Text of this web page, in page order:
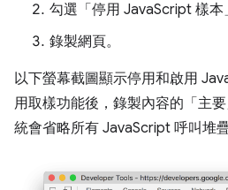
勾選「停用 JavaScript 樣本
錄製網頁。
以下螢幕截圖顯示停用和啟用
用取樣功能後，錄製內容的「主要
統會省略所有 JavaScript 呼叫堆疊